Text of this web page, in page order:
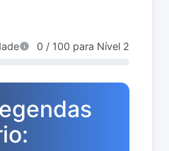
0 / 100 para Nível 2